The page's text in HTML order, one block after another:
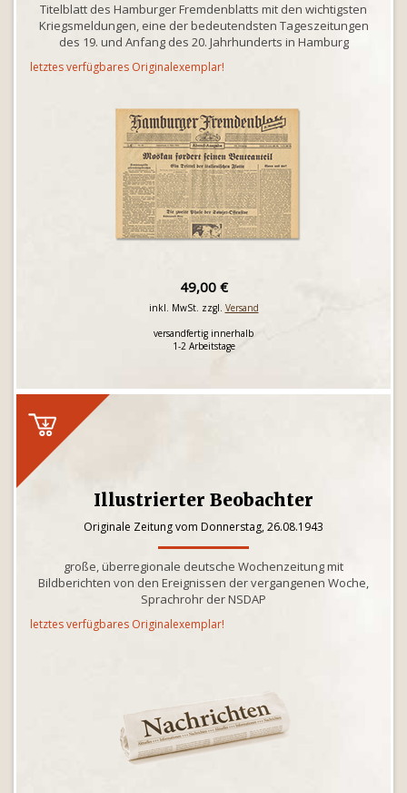
Titelblatt des Hamburger Fremdenblatts mit den wichtigsten
Kriegsmeldungen, eine der bedeutendsten Tageszeitungen
des 19. und Anfang des 20. Jahrhunderts in Hamburg
letztes verfügbares Originalexemplar!
49,00 €
inkl. MwSt. zzgl. Versand
versandfertig innerhalb
1-2 Arbeitstage
Illustrierter Beobachter
Originale Zeitung vom Donnerstag, 26.08.1943
große, überregionale deutsche Wochenzeitung mit
Bildberichten von den Ereignissen der vergangenen Woche,
Sprachrohr der NSDAP
letztes verfügbares Originalexemplar!